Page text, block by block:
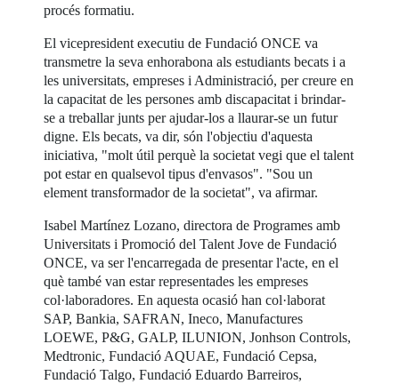
procés formatiu.
El vicepresident executiu de Fundació ONCE va
transmetre la seva enhorabona als estudiants becats i a
les universitats, empreses i Administració, per creure en
la capacitat de les persones amb discapacitat i brindar-
se a treballar junts per ajudar-los a llaurar-se un futur
digne. Els becats, va dir, són l'objectiu d'aquesta
iniciativa, "molt útil perquè la societat vegi que el talent
pot estar en qualsevol tipus d'envasos". "Sou un
element transformador de la societat", va afirmar.
Isabel Martínez Lozano, directora de Programes amb
Universitats i Promoció del Talent Jove de Fundació
ONCE, va ser l'encarregada de presentar l'acte, en el
què també van estar representades les empreses
col·laboradores. En aquesta ocasió han col·laborat
SAP, Bankia, SAFRAN, Ineco, Manufactures
LOEWE, P&G, GALP, ILUNION, Jonhson Controls,
Medtronic, Fundació AQUAE, Fundació Cepsa,
Fundació Talgo, Fundació Eduardo Barreiros,